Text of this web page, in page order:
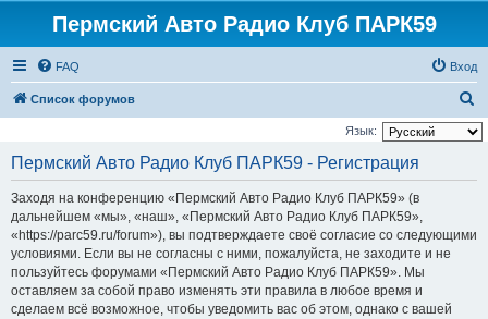
Пермский Авто Радио Клуб ПАРК59
FAQ Вход
Список форумов
о
Язык:
Пермский Авто Радио Клуб ПАРК59 - Регистрация
Заходя на конференцию «Пермский Авто Радио Клуб ПАРК59» (в
дальнейшем «мы», «наш», «Пермский Авто Радио Клуб ПАРК59»,
«https://parc59.ru/forum»), вы подтверждаете своё согласие со следующими
условиями. Если вы не согласны с ними, пожалуйста, не заходите и не
пользуйтесь форумами «Пермский Авто Радио Клуб ПАРК59». Мы
оставляем за собой право изменять эти правила в любое время и
сделаем всё возможное, чтобы уведомить вас об этом, однако с вашей